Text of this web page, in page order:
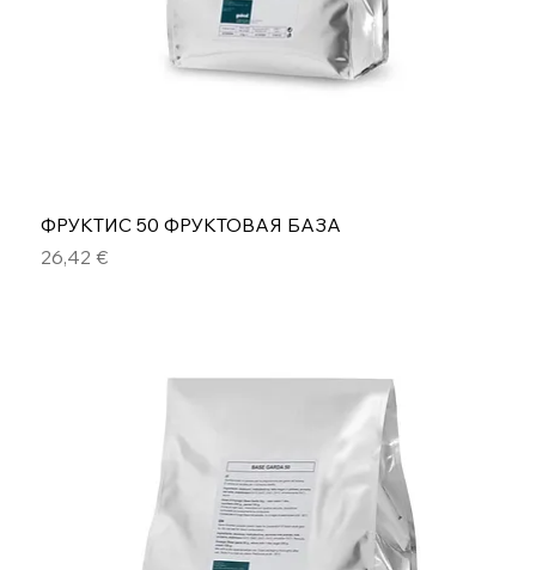
ФРУКТИС 50 ФРУКТОВАЯ БАЗА
Цена
26,42 €